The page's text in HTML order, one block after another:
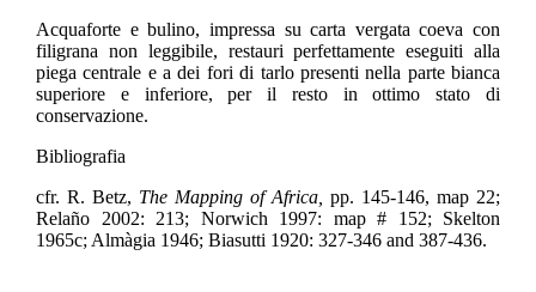
Acquaforte e bulino, impressa su carta vergata coeva con
filigrana non leggibile, restauri perfettamente eseguiti alla
piega centrale e a dei fori di tarlo presenti nella parte bianca
superiore e inferiore, per il resto in ottimo stato di
conservazione.
Bibliografia
cfr. R. Betz, The Mapping of Africa, pp. 145-146, map 22;
Relaño 2002: 213; Norwich 1997: map # 152; Skelton
1965c; Almàgia 1946; Biasutti 1920: 327-346 and 387-436.